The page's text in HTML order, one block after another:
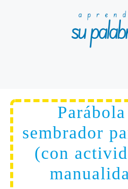
sembrador
(con